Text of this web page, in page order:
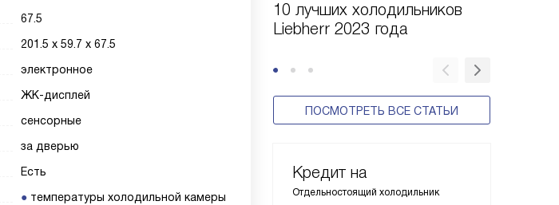
10 лучших холодильников
Liebherr 2023 года
ПОСМОТРЕТЬ ВСЕ СТАТЬИ
Кредит на
Отдельностоящий холодильник
67.5
201.5 х 59.7 х 67.5
электронное
ЖК-дисплей
сенсорные
за дверью
Есть
температуры холодильной камеры